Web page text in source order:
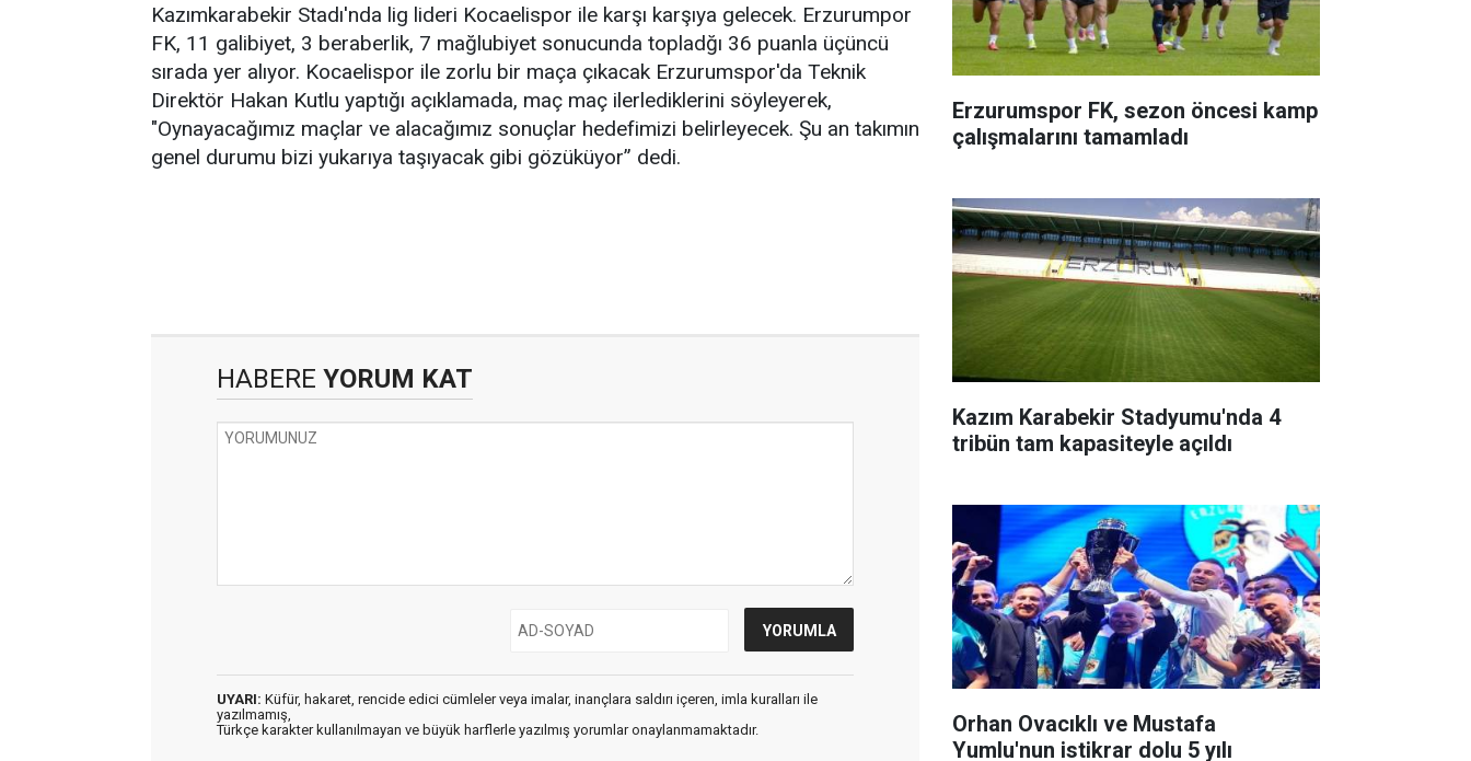
Kazımkarabekir Stadı'nda lig lideri Kocaelispor ile karşı karşıya gelecek. Erzurumpor
FK, 11 galibiyet, 3 beraberlik, 7 mağlubiyet sonucunda topladğı 36 puanla üçüncü
sırada yer alıyor. Kocaelispor ile zorlu bir maça çıkacak Erzurumspor'da Teknik
Direktör Hakan Kutlu yaptığı açıklamada, maç maç ilerlediklerini söyleyerek,
"Oynayacağımız maçlar ve alacağımız sonuçlar hedefimizi belirleyecek. Şu an takımın
genel durumu bizi yukarıya taşıyacak gibi gözüküyor” dedi.
HABERE YORUM KAT
UYARI: Küfür, hakaret, rencide edici cümleler veya imalar, inançlara saldırı içeren, imla kuralları ile
yazılmamış,
Türkçe karakter kullanılmayan ve büyük harflerle yazılmış yorumlar onaylanmamaktadır.
Erzurumspor FK, sezon öncesi kamp
çalışmalarını tamamladı
Kazım Karabekir Stadyumu'nda 4
tribün tam kapasiteyle açıldı
Orhan Ovacıklı ve Mustafa
Yumlu'nun istikrar dolu 5 yılı